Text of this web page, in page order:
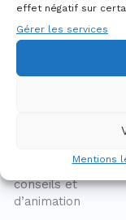
effet négatif sur
Gérer les services
Mentions
Cat Sitting
Aménagement de
Catification
Prestations de
conseils et
d’animation